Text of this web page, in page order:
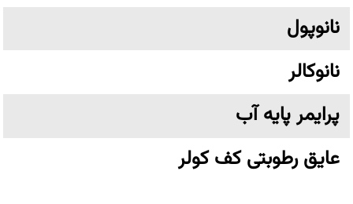
نانوپول
نانوکالر
پرایمر پایه آب
عایق رطوبتی کف کولر